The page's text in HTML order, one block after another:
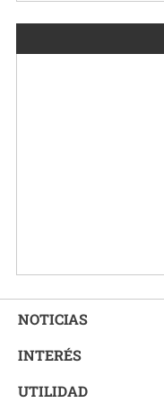
NOTICIAS
INTERÉS
UTILIDAD